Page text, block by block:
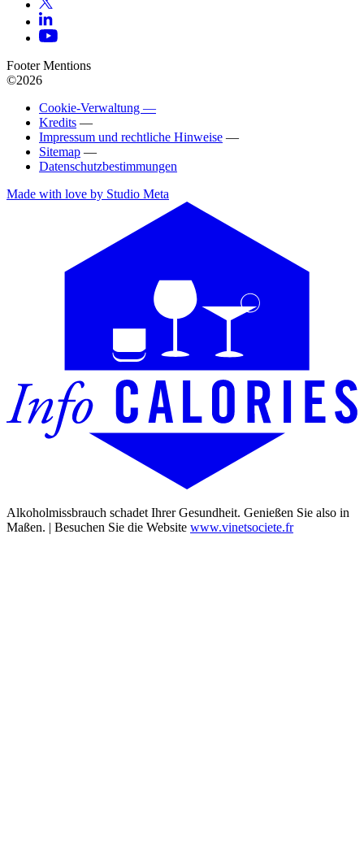
Footer Mentions
©2026
Cookie-Verwaltung —
Kredits —
Impressum und rechtliche Hinweise —
Sitemap —
Datenschutzbestimmungen
Made with love by Studio Meta
Alkoholmissbrauch schadet Ihrer Gesundheit. Genießen Sie also in
Maßen. | Besuchen Sie die Website www.vinetsociete.fr